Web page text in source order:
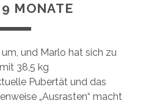
MONATE
und Marlo hat sich zu
38,5 kg
Pubertät und das
„Ausrasten“ macht